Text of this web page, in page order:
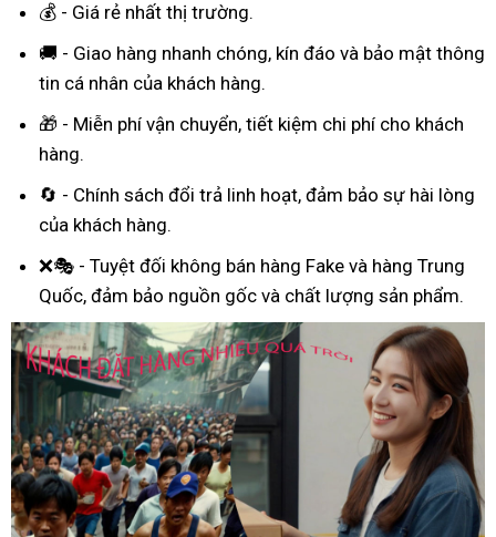
💰 - Giá rẻ nhất thị trường.
🚚 - Giao hàng nhanh chóng, kín đáo và bảo mật thông
tin cá nhân của khách hàng.
🎁 - Miễn phí vận chuyển, tiết kiệm chi phí cho khách
hàng.
🔄 - Chính sách đổi trả linh hoạt, đảm bảo sự hài lòng
của khách hàng.
❌🎭 - Tuyệt đối không bán hàng Fake và hàng Trung
Quốc, đảm bảo nguồn gốc và chất lượng sản phẩm.